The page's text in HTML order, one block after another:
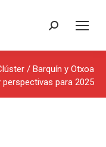
Buscar:
/ Barquín y Otxoa
para 2025